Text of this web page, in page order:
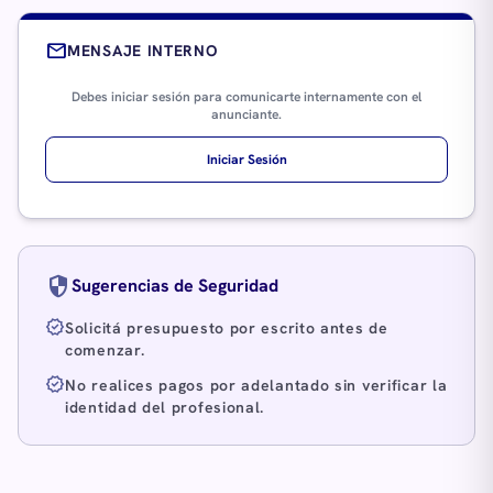
mailMENSAJE INTERNO
Debes iniciar sesión para comunicarte internamente con el
anunciante.
Iniciar Sesión
securitySugerencias de Seguridad
verifiedSolicitá presupuesto por escrito antes de
comenzar.
verifiedNo realices pagos por adelantado sin verificar la
identidad del profesional.